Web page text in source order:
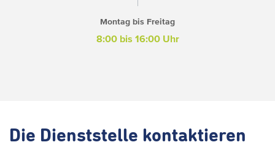
Montag bis Freitag
8:00 bis 16:00 Uhr
Die Dienststelle kontaktieren